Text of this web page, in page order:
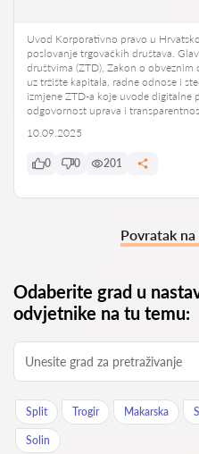
Uvod Korporativno pravo u
poslovanje trgovačkih društava.
društvima (ZTD), Zakon o
uz tržište kapitala, radne odnose i
izmjene ZTD-a koje uvode digitalne
odgovornost uprava i
10.09.2025
0 0 201
Povratak
Odaberite grad u
odvjetnike na tu temu:
Split Trogir Makarska
Solin